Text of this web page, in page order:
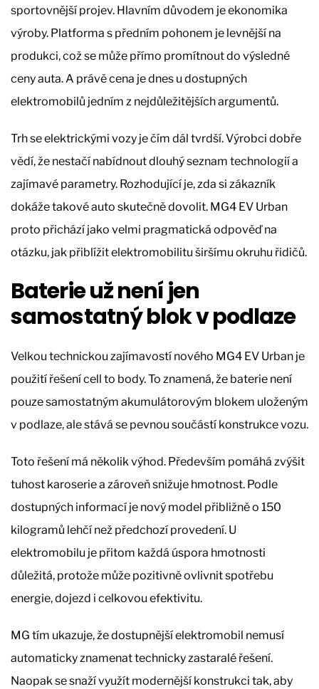
sportovnější projev. Hlavním důvodem je ekonomika
výroby. Platforma s předním pohonem je levnější na
produkci, což se může přímo promítnout do výsledné
ceny auta. A právě cena je dnes u dostupných
elektromobilů jedním z nejdůležitějších argumentů.
Trh se elektrickými vozy je čím dál tvrdší. Výrobci dobře
vědí, že nestačí nabídnout dlouhý seznam technologií a
zajímavé parametry. Rozhodující je, zda si zákazník
dokáže takové auto skutečně dovolit. MG4 EV Urban
proto přichází jako velmi pragmatická odpověď na
otázku, jak přiblížit elektromobilitu širšímu okruhu řidičů.
Baterie už není jen
samostatný blok v podlaze
Velkou technickou zajímavostí nového MG4 EV Urban je
použití řešení cell to body. To znamená, že baterie není
pouze samostatným akumulátorovým blokem uloženým
v podlaze, ale stává se pevnou součástí konstrukce vozu.
Toto řešení má několik výhod. Především pomáhá zvýšit
tuhost karoserie a zároveň snižuje hmotnost. Podle
dostupných informací je nový model přibližně o 150
kilogramů lehčí než předchozí provedení. U
elektromobilu je přitom každá úspora hmotnosti
důležitá, protože může pozitivně ovlivnit spotřebu
energie, dojezd i celkovou efektivitu.
MG tím ukazuje, že dostupnější elektromobil nemusí
automaticky znamenat technicky zastaralé řešení.
Naopak se snaží využít modernější konstrukci tak, aby